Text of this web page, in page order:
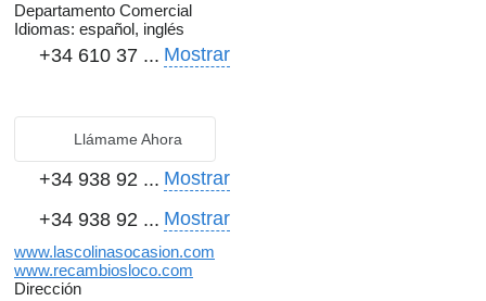
Departamento Comercial
Idiomas: español, inglés
+34 610 37 ... Mostrar
Llámame Ahora
+34 938 92 ... Mostrar
+34 938 92 ... Mostrar
www.lascolinasocasion.com
www.recambiosloco.com
Dirección